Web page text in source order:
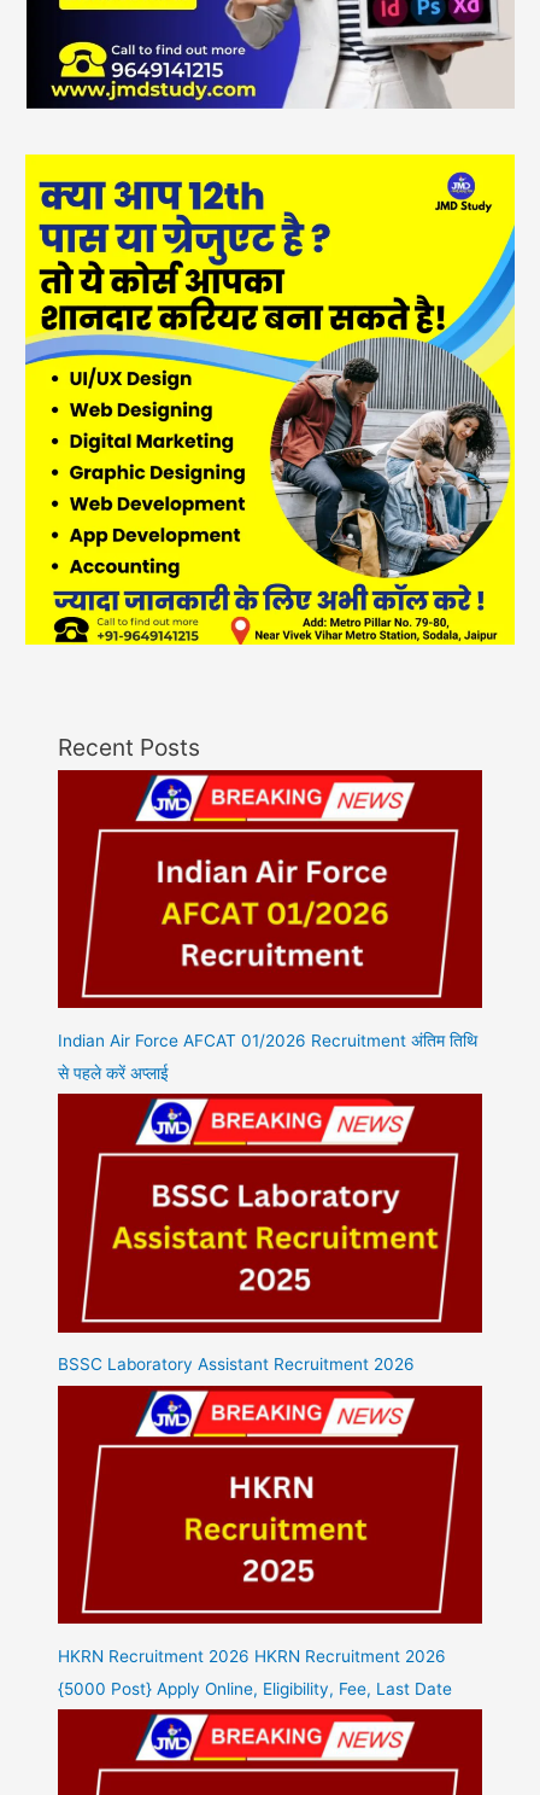
Recent Posts
Indian Air Force AFCAT 01/2026 Recruitment अंतिम तिथि
से पहले करें अप्लाई
BSSC Laboratory Assistant Recruitment 2026
HKRN Recruitment 2026 HKRN Recruitment 2026
{5000 Post} Apply Online, Eligibility, Fee, Last Date